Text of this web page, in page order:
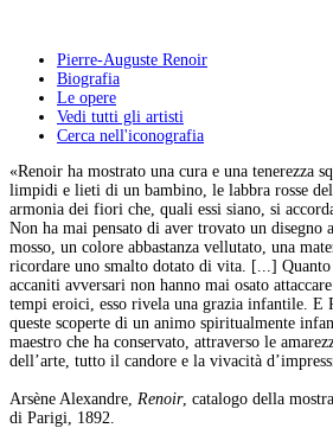
Pierre-Auguste Renoir
Biografia
Le opere
Vedi tutti gli artisti
Cerca nell'iconografia
«Renoir ha mostrato una cura e una tenerezza
limpidi e lieti di un bambino, le labbra rosse
armonia dei fiori che, quali essi siano, si
Non ha mai pensato di aver trovato un disegno
mosso, un colore abbastanza vellutato, una
ricordare uno smalto dotato di vita. [...] Quanto
accaniti avversari non hanno mai osato
tempi eroici, esso rivela una grazia infantile. E
queste scoperte di un animo spiritualmente
maestro che ha conservato, attraverso le
dell’arte, tutto il candore e la vivacità
Arsène Alexandre, Renoir, catalogo della
di Parigi, 1892.